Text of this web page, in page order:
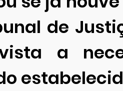
de
a